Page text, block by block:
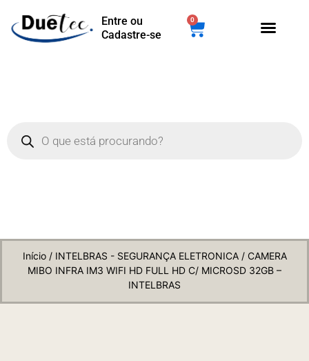
Entre ou
Cadastre-se
0
Início/ INTELBRAS - SEGURANÇA ELETRONICA/ CAMERA
MIBO INFRA IM3 WIFI HD FULL HD C/ MICROSD 32GB –
INTELBRAS